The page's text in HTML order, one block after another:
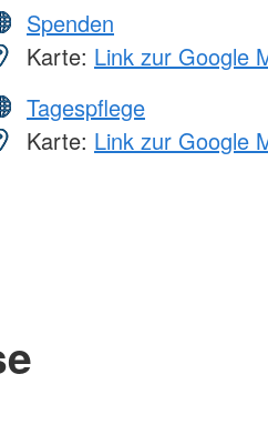
Spenden
Karte: Link zur Google
Tagespflege
Karte: Link zur Google